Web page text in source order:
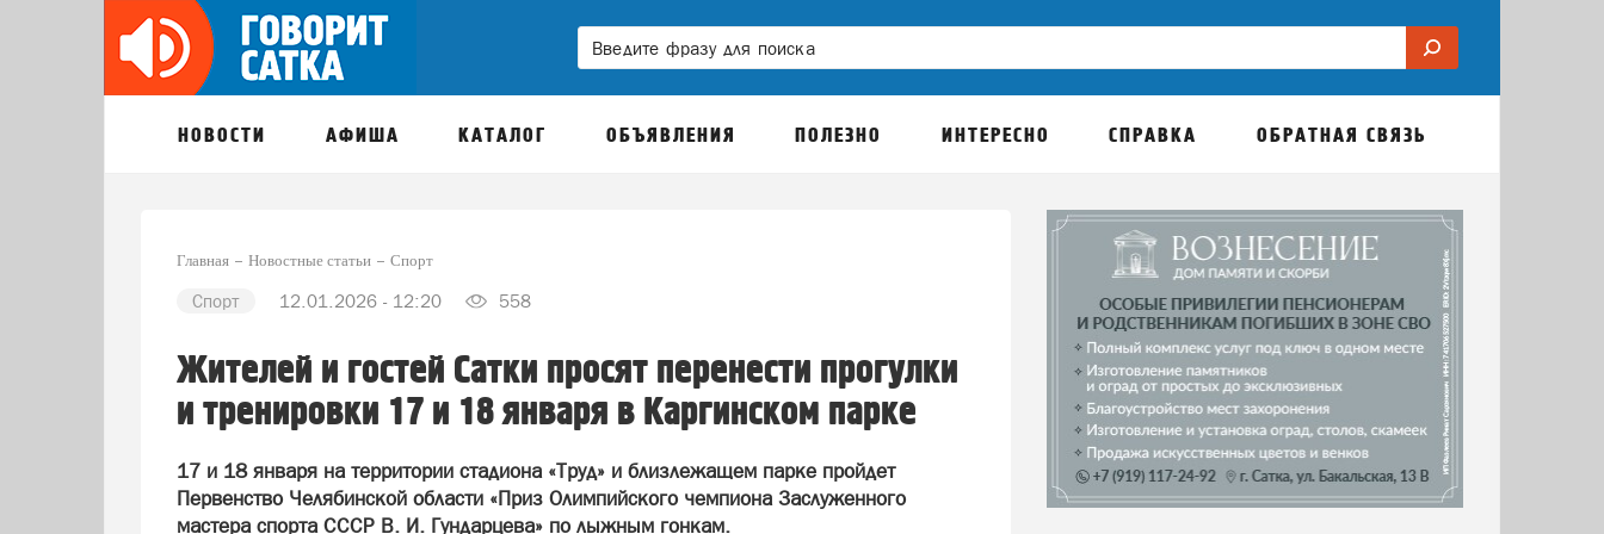
НОВОСТИ АФИША КАТАЛОГ ОБЪЯВЛЕНИЯ ПОЛЕЗНО ИНТЕРЕСНО СПРАВКА ОБРАТНАЯ СВЯЗЬ
Главная Новостные статьи Спорт
Спорт 12.01.2026 - 12:20 558
Жителей и гостей Сатки просят перенести прогулки
и тренировки 17 и 18 января в Каргинском парке
17 и 18 января на территории стадиона «Труд» и близлежащем парке пройдет
Первенство Челябинской области «Приз Олимпийского чемпиона Заслуженного
мастера спорта СССР В. И. Гундарцева» по лыжным гонкам.